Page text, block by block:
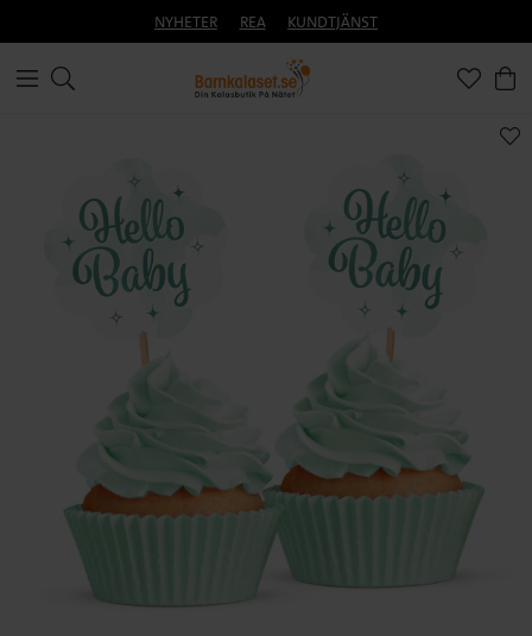
NYHETER REA KUNDTJÄNST